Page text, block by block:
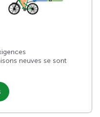
neuves se sont